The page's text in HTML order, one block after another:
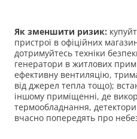
Як зменшити ризик:
пристрої в офіційних
дотримуйтесь техніки
генератори в житлових
ефективну вентиляцію,
від джерел тепла тощо);
іншому приміщенні, де
термообладнання, детектори
вчасно попередять про